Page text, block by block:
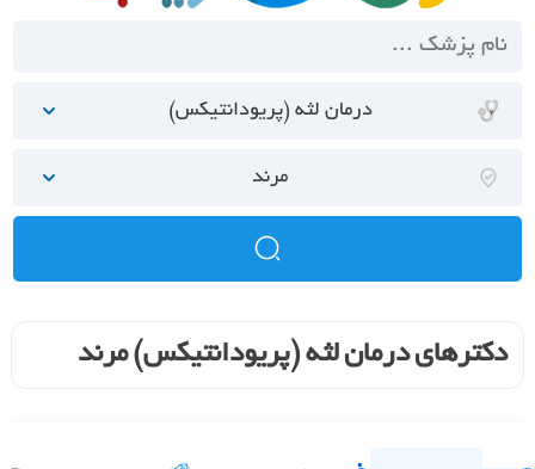
درمان لثه (پریودانتیکس)
مرند
دکترهای درمان لثه (پریودانتیکس) مرند